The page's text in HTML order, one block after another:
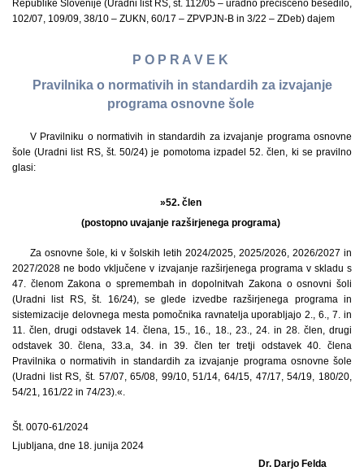
Republike Slovenije (Uradni list RS, št. 112/05 – uradno prečiščeno besedilo,
102/07, 109/09, 38/10 – ZUKN, 60/17 – ZPVPJN-B in 3/22 – ZDeb) dajem
P O P R A V E K
Pravilnika o normativih in standardih za izvajanje
programa osnovne šole
V Pravilniku o normativih in standardih za izvajanje programa osnovne
šole (Uradni list RS, št. 50/24) je pomotoma izpadel 52. člen, ki se pravilno
glasi:
»52. člen
(postopno uvajanje razširjenega programa)
Za osnovne šole, ki v šolskih letih 2024/2025, 2025/2026, 2026/2027 in
2027/2028 ne bodo vključene v izvajanje razširjenega programa v skladu s
47. členom Zakona o spremembah in dopolnitvah Zakona o osnovni šoli
(Uradni list RS, št. 16/24), se glede izvedbe razširjenega programa in
sistemizacije delovnega mesta pomočnika ravnatelja uporabljajo 2., 6., 7. in
11. člen, drugi odstavek 14. člena, 15., 16., 18., 23., 24. in 28. člen, drugi
odstavek 30. člena, 33.a, 34. in 39. člen ter tretji odstavek 40. člena
Pravilnika o normativih in standardih za izvajanje programa osnovne šole
(Uradni list RS, št. 57/07, 65/08, 99/10, 51/14, 64/15, 47/17, 54/19, 180/20,
54/21, 161/22 in 74/23).«.
Št. 0070-61/2024
Ljubljana, dne 18. junija 2024
Dr. Darjo Felda